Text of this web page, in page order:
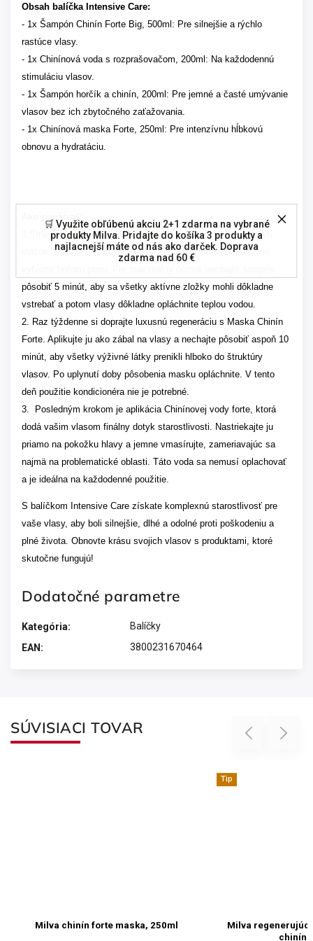
🛒 Využite obľúbenú akciu 2+1 zdarma na vybrané
produkty Milva. Pridajte do košíka 3 produkty a
najlacnejší máte od nás ako darček. Doprava
zdarma nad 60 €
Obsah balíčka Intensive Care:
- 1x Šampón Chinín Forte Big, 500ml: Pre silnejšie a rýchlo
rastúce vlasy.
- 1x Chinínová voda s rozprašovačom, 200ml: Na každodennú
stimuláciu vlasov.
- 1x Šampón horčík a chinín, 200ml: Pre jemné a časté umývanie
vlasov bez ich zbytočného zaťažovania.
- 1x Chinínová maska Forte, 250ml: Pre intenzívnu hĺbkovú
obnovu a hydratáciu.
Ako používať:
1.Striedajte používanie šampónov z balíčku pri každom umytí
vlasov. Šampón aplikujte na mokré vlasy a jemnými pohybmi
pôsobiť 5 minút, aby sa všetky aktívne zložky mohli dôkladne
vstrebať a potom vlasy dôkladne opláchnite teplou vodou.
2. Raz týždenne si doprajte luxusnú regeneráciu s Maska Chinín
Forte. Aplikujte ju ako zábal na vlasy a nechajte pôsobiť aspoň 10
minút, aby všetky výživné látky prenikli hlboko do štruktúry
vlasov. Po uplynutí doby pôsobenia masku opláchnite. V tento
deň použitie kondicionéra nie je potrebné.
3. Posledným krokom je aplikácia Chinínovej vody forte, ktorá
dodá vašim vlasom finálny dotyk starostlivosti. Nastriekajte ju
priamo na pokožku hlavy a jemne vmasírujte, zameriavajúc sa
najmä na problematické oblasti. Táto voda sa nemusí oplachovať
a je ideálna na každodenné použitie.
S balíčkom Intensive Care získate komplexnú starostlivosť pre
vaše vlasy, aby boli silnejšie, dlhé a odolné proti poškodeniu a
plné života. Obnovte krásu svojich vlasov s produktami, ktoré
skutočne fungujú!
Dodatočné parametre
Kategória:
Balíčky
EAN : 3800231670464
SÚVISIACI TOVAR Previous
maska, 250ml
Milva regenerujúci šampón horčík a
Next